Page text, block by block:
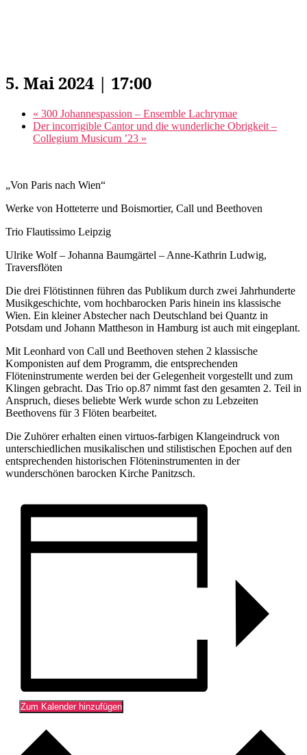
5. Mai 2024 | 17:00
« 300 Johannespassion – Ensemble Lachrymae
Der incorrigible Cantor und die wunderliche Obrigkeit –
Collegium Musicum ’23 »
„Von Paris nach Wien“
Werke von Hotteterre und Boismortier, Call und Beethoven
Trio Flautissimo Leipzig
Ulrike Wolf – Johanna Baumgärtel – Anne-Kathrin Ludwig,
Traversflöten
Die drei Flötistinnen führen das Publikum durch zwei Jahrhunderte
Musikgeschichte, vom hochbarocken Paris hinein ins klassische
Wien. Ein kleiner Abstecher nach Deutschland bei Quantz in
Potsdam und Johann Mattheson in Hamburg ist auch mit eingeplant.
Mit Leonhard von Call und Beethoven stehen 2 klassische
Komponisten auf dem Programm, die entsprechenden
Flöteninstrumente werden bei der Gelegenheit vorgestellt und zum
Klingen gebracht. Das Trio op.87 nimmt fast den gesamten 2. Teil in
Anspruch, dieses beliebte Werk wurde schon zu Lebzeiten
Beethovens für 3 Flöten bearbeitet.
Die Zuhörer erhalten einen virtuos-farbigen Klangeindruck von
unterschiedlichen musikalischen und stilistischen Epochen auf den
entsprechenden historischen Flöteninstrumenten in der
wunderschönen barocken Kirche Panitzsch.
Zum Kalender hinzufügen